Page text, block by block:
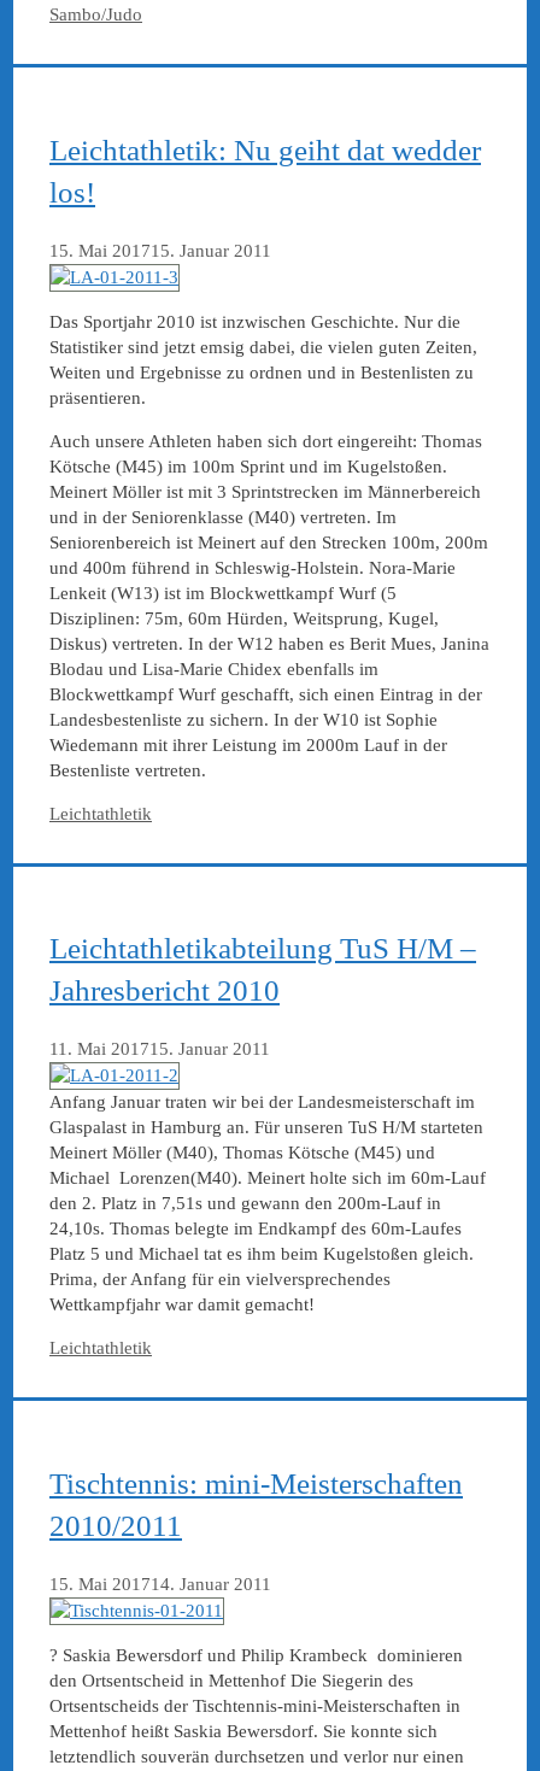
Kategorien
Sambo/Judo
Leichtathletik: Nu geiht dat wedder
los!
15. Mai 201715. Januar 2011
Das Sportjahr 2010 ist inzwischen Geschichte. Nur die
Statistiker sind jetzt emsig dabei, die vielen guten Zeiten,
Weiten und Ergebnisse zu ordnen und in Bestenlisten zu
präsentieren.
Auch unsere Athleten haben sich dort eingereiht: Thomas
Kötsche (M45) im 100m Sprint und im Kugelstoßen.
Meinert Möller ist mit 3 Sprintstrecken im Männerbereich
und in der Seniorenklasse (M40) vertreten. Im
Seniorenbereich ist Meinert auf den Strecken 100m, 200m
und 400m führend in Schleswig-Holstein. Nora-Marie
Lenkeit (W13) ist im Blockwettkampf Wurf (5
Disziplinen: 75m, 60m Hürden, Weitsprung, Kugel,
Diskus) vertreten. In der W12 haben es Berit Mues, Janina
Blodau und Lisa-Marie Chidex ebenfalls im
Blockwettkampf Wurf geschafft, sich einen Eintrag in der
Landesbestenliste zu sichern. In der W10 ist Sophie
Wiedemann mit ihrer Leistung im 2000m Lauf in der
Bestenliste vertreten.
Kategorien
Leichtathletik
Leichtathletikabteilung TuS H/M –
Jahresbericht 2010
11. Mai 201715. Januar 2011
Anfang Januar traten wir bei der Landesmeisterschaft im
Glaspalast in Hamburg an. Für unseren TuS H/M starteten
Meinert Möller (M40), Thomas Kötsche (M45) und
Michael Lorenzen(M40). Meinert holte sich im 60m-Lauf
den 2. Platz in 7,51s und gewann den 200m-Lauf in
24,10s. Thomas belegte im Endkampf des 60m-Laufes
Platz 5 und Michael tat es ihm beim Kugelstoßen gleich.
Prima, der Anfang für ein vielversprechendes
Wettkampfjahr war damit gemacht!
Kategorien
Leichtathletik
Tischtennis: mini-Meisterschaften
2010/2011
15. Mai 201714. Januar 2011
? Saskia Bewersdorf und Philip Krambeck dominieren
den Ortsentscheid in Mettenhof Die Siegerin des
Ortsentscheids der Tischtennis-mini-Meisterschaften in
Mettenhof heißt Saskia Bewersdorf. Sie konnte sich
letztendlich souverän durchsetzen und verlor nur einen